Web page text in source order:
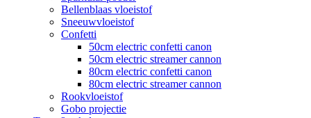
Bellenblaas vloeistof
Sneeuwvloeistof
Confetti
50cm electric confetti canon
50cm electric streamer cannon
80cm electric confetti canon
80cm electric streamer cannon
Rookvloeistof
Gobo projectie